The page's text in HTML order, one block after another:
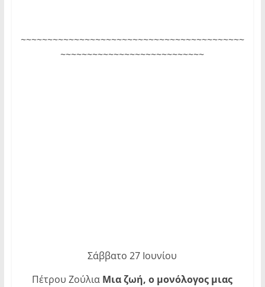
~~~~~~~~~~~~~~~~~~~~~~~~~~~~~~~~~~~~~~~~~~
~~~~~~~~~~~~~~~~~~~~~~~~~~~
Σάββατο 27 Ιουνίου
Πέτρου Ζούλια Μια ζωή, ο μονόλογος μιας